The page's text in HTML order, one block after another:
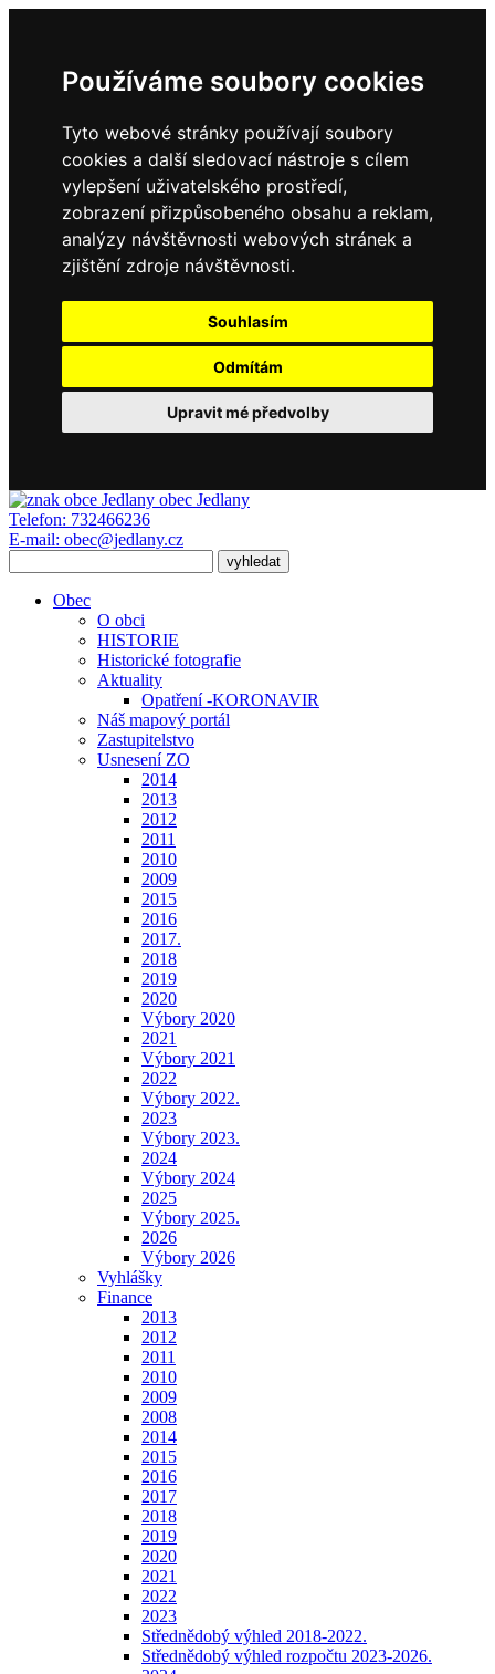
Používáme soubory cookies
Tyto webové stránky používají soubory
cookies a další sledovací nástroje s cílem
vylepšení uživatelského prostředí,
zobrazení přizpůsobeného obsahu a reklam,
analýzy návštěvnosti webových stránek a
zjištění zdroje návštěvnosti.
Souhlasím
Odmítám
Upravit mé předvolby
obec Jedlany
Telefon: 732466236
E-mail: obec@jedlany.cz
Obec
O obci
HISTORIE
Historické fotografie
Aktuality
Opatření -KORONAVIR
Náš mapový portál
Zastupitelstvo
Usnesení ZO
2014
2013
2012
2011
2010
2009
2015
2016
2017.
2018
2019
2020
Výbory 2020
2021
Výbory 2021
2022
Výbory 2022.
2023
Výbory 2023.
2024
Výbory 2024
2025
Výbory 2025.
2026
Výbory 2026
Vyhlášky
Finance
2013
2012
2011
2010
2009
2008
2014
2015
2016
2017
2018
2019
2020
2021
2022
2023
Střednědobý výhled 2018-2022.
Střednědobý výhled rozpočtu 2023-2026.